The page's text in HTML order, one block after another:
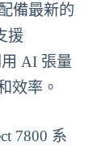
備最新的
援
用 AI 張量
效率。
7800 系